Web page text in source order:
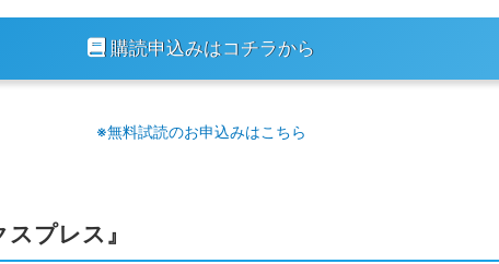
購読申込みはコチラから
※無料試読のお申込みはこちら
プレス』